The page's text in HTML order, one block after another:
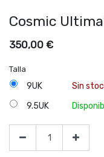
Cosmic
350,00 €
Talla
9UK
Sin
9.5UK